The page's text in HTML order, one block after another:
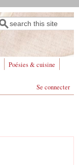
de
Poésies & cuisine
Se connecter